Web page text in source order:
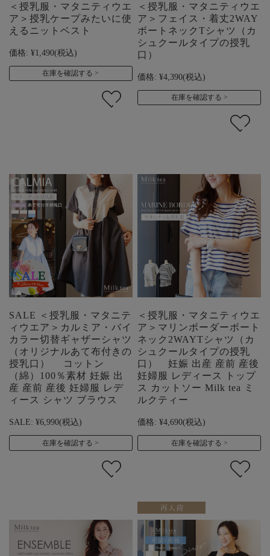
＜授乳服・マタニティウエ
ア＞授乳ケープみたいに使
えるニットベスト
価格: ¥1,490(税込)
在庫を確認する
＜授乳服・マタニティウエ
ア＞フェイス・着丈2WAY
ボートネックTシャツ（カ
シュクールタイプの授乳
口）
価格: ¥4,390(税込)
在庫を確認する
SALE ＜授乳服・マタニテ
ィウエア＞カルミア・バイ
カラー切替ギャザーシャツ
（オリジナルあて布付きの
授乳口） コットン
（綿）100％素材 妊娠 出
産 産前 産後 妊婦服 レデ
ィース シャツ ブラウス
SALE: ¥6,990(税込)
在庫を確認する
＜授乳服・マタニティウエ
ア＞マリンボーダーボート
ネック2WAYTシャツ（カ
シュクールタイプの授乳
口） 妊娠 出産 産前 産後
妊婦服 レディース トップ
ス カットソー Milk tea ミ
ルクティー
価格: ¥4,690(税込)
在庫を確認する